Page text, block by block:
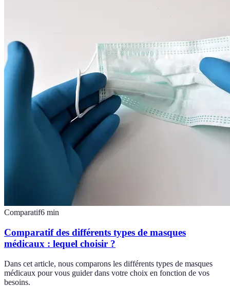
Comparatif6 min
Comparatif des différents types de masques
médicaux : lequel choisir ?
Dans cet article, nous comparons les différents types de masques
médicaux pour vous guider dans votre choix en fonction de vos
besoins.